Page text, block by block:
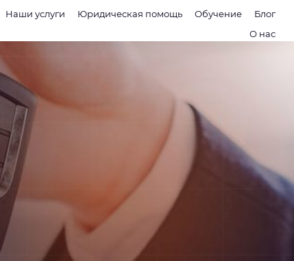
Наши услуги Юридическая помощь Обучение
Блог
О нас